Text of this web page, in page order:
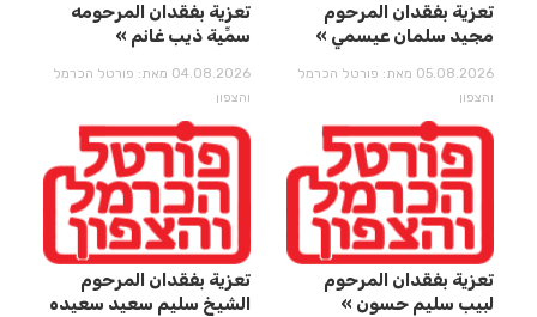
تعزية بفقدان المرحوم
مجيد سلمان عيسمي
05.08.2026 מאת: פורטל הכרמל
והצפון
تعزية بفقدان المرحومه
سمِّيِة ذيب غانم
04.08.2026 מאת: פורטל הכרמל
והצפון
تعزية بفقدان المرحوم
لبيب سليم حسون
تعزية بفقدان المرحوم
الشيخ سليم سعيد سعيده